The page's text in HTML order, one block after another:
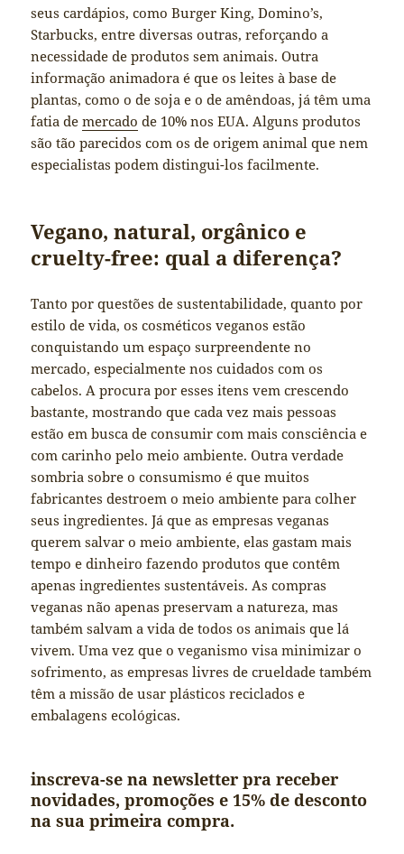
seus cardápios, como Burger King, Domino’s,
Starbucks, entre diversas outras, reforçando a
necessidade de produtos sem animais. Outra
informação animadora é que os leites à base de
plantas, como o de soja e o de amêndoas, já têm uma
fatia demercado de 10% nos EUA. Alguns produtos
são tão parecidos com os de origem animal que nem
especialistas podem distingui-los facilmente.
Vegano, natural, orgânico e
cruelty-free: qual a diferença?
Tanto por questões de sustentabilidade, quanto por
estilo de vida, os cosméticos veganos estão
conquistando um espaço surpreendente no
mercado, especialmente nos cuidados com os
cabelos. A procura por esses itens vem crescendo
bastante, mostrando que cada vez mais pessoas
estão em busca de consumir com mais consciência e
com carinho pelo meio ambiente. Outra verdade
sombria sobre o consumismo é que muitos
fabricantes destroem o meio ambiente para colher
seus ingredientes. Já que as empresas veganas
querem salvar o meio ambiente, elas gastam mais
tempo e dinheiro fazendo produtos que contêm
apenas ingredientes sustentáveis. As compras
veganas não apenas preservam a natureza, mas
também salvam a vida de todos os animais que lá
vivem. Uma vez que o veganismo visa minimizar o
sofrimento, as empresas livres de crueldade também
têm a missão de usar plásticos reciclados e
embalagens ecológicas.
inscreva-se na newsletter pra receber
novidades, promoções e 15% de desconto
na sua primeira compra.